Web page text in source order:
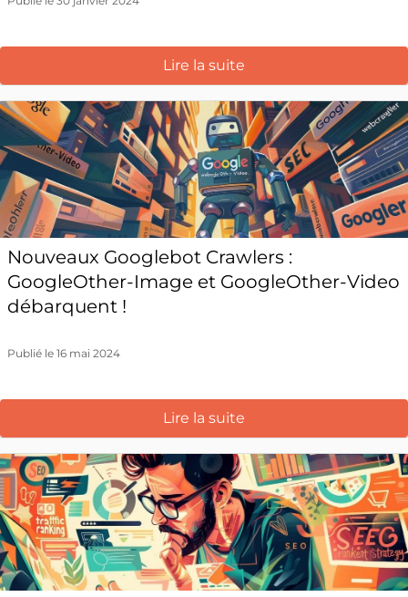
Lire la suite
Nouveaux Googlebot Crawlers :
GoogleOther-Image et GoogleOther-Video
débarquent !
Publié le 16 mai 2024
Lire la suite